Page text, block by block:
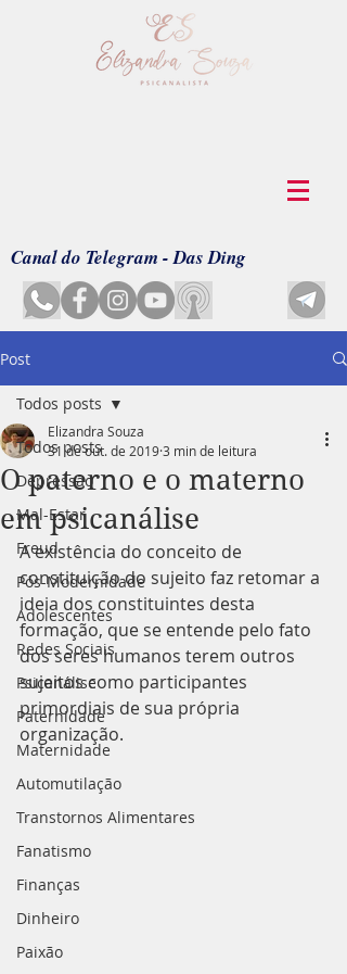
Canal do Telegram - Das Ding
Post
Todos posts
Depressão
Mal-Estar
Freud
Pós-Modernidade
Adolescentes
Redes Sociais
Psicanálise
Paternidade
Maternidade
Automutilação
Transtornos Alimentares
Fanatismo
Finanças
Dinheiro
Paixão
Todos posts
O paterno e o materno
em psicanálise
Elizandra Souza
31 de out. de 20193 min de leitura
A existência do conceito de
constituição do sujeito faz retomar a
ideia dos constituintes desta
formação, que se entende pelo fato
dos seres humanos terem outros
sujeitos como participantes
primordiais de sua própria
organização.